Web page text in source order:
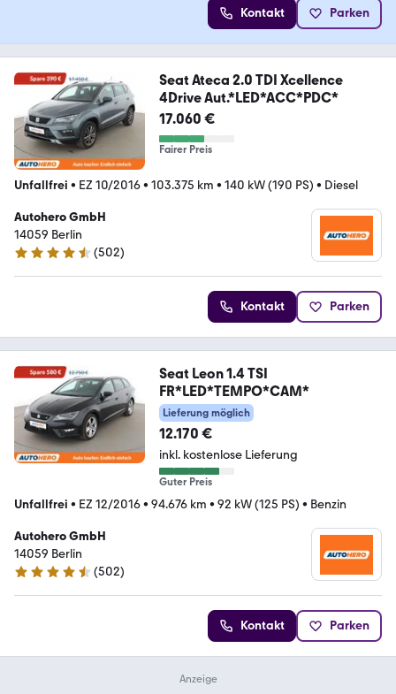
Kontakt Parken
Seat Ateca 2.0 TDI Xcellence
4Drive Aut.*LED*ACC*PDC*
17.060 €
Fairer Preis
Unfallfrei • EZ 10/2016• 103.375 km • 140 kW (190 PS) • Diesel
Autohero GmbH
14059 Berlin
4.5 Sterne
(502)
Kontakt Parken
Seat Leon 1.4 TSI
FR*LED*TEMPO*CAM*
Lieferung möglich
12.170 €
inkl. kostenlose Lieferung
Guter Preis
Unfallfrei • EZ 12/2016• 94.676 km • 92 kW (125 PS) • Benzin
Autohero GmbH
14059 Berlin
4.5 Sterne
(502)
Kontakt Parken